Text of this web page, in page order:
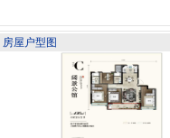
房屋户型图